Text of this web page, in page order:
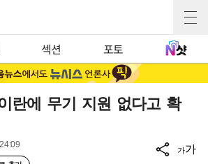
섹션 포토
란에 무기 지원 없다고 확
가가